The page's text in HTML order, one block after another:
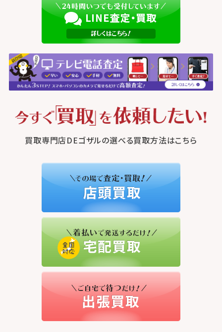
買取専門店DEゴザルの選べる買取方法はこちら